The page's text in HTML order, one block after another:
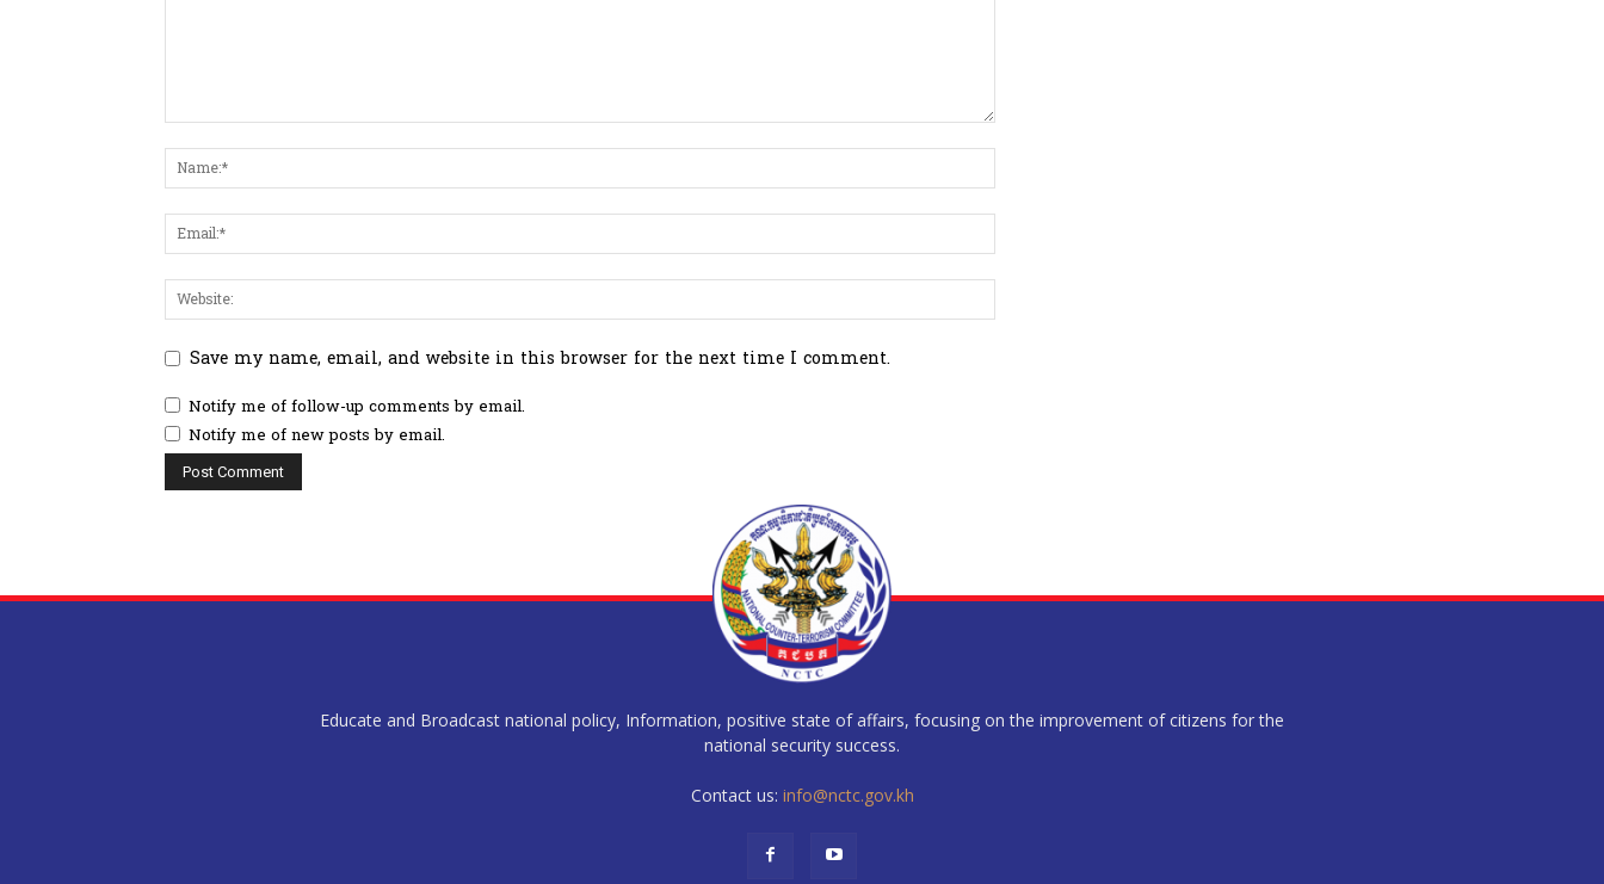
Save my name, email, and website in this browser for the next time I comment.
Notify me of follow-up comments by email.
Notify me of new posts by email.
Educate and Broadcast national policy, Information, positive state of affairs, focusing on the improvement of citizens for the
national security success.
Contact us: info@nctc.gov.kh